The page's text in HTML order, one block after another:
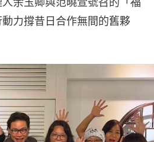
力撐昔日合作無間的舊夥